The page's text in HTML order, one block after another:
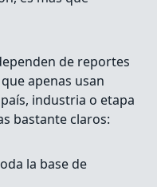
de reportes
apenas usan
industria o etapa
bastante claros:
la base de